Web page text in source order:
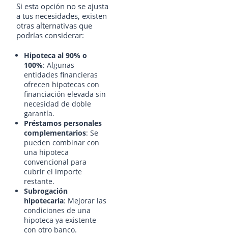
Si esta opción no se ajusta
a tus necesidades, existen
otras alternativas que
podrías considerar:
Hipoteca al 90% o
100%: Algunas
entidades financieras
ofrecen hipotecas con
financiación elevada sin
necesidad de doble
garantía.
Préstamos personales
complementarios: Se
pueden combinar con
una hipoteca
convencional para
cubrir el importe
restante.
Subrogación
hipotecaria: Mejorar las
condiciones de una
hipoteca ya existente
con otro banco.